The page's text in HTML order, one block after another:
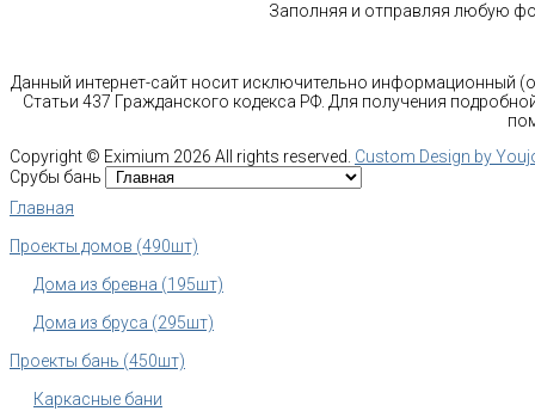
Заполняя и отправляя любую
Данный интернет-сайт носит исключительно информационный
Статьи 437 Гражданского кодекса РФ. Для получения
Copyright © Eximium 2026 All rights reserved. Custom Design by
Срубы бань
Главная
Проекты домов (490шт)
Дома из бревна (195шт)
Дома из бруса (295шт)
Проекты бань (450шт)
Каркасные бани